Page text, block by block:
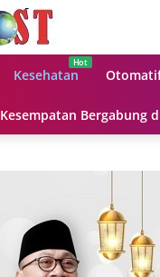
Kesehatan
Kesempatan Bergabung